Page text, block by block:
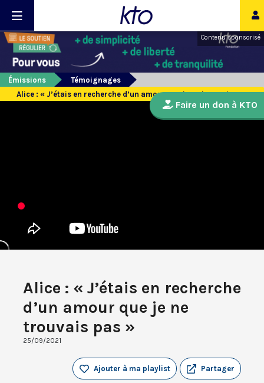
Contenu sponsorisé
Émissions
Témoignages
Alice : « J’étais en recherche d’un amour que je ne trouvais pas »
Alice : « J’étais en recherche
d’un amour que je ne
trouvais pas »
25/09/2021
Partager
Ajouter à ma playlist
Faire un don à KTO